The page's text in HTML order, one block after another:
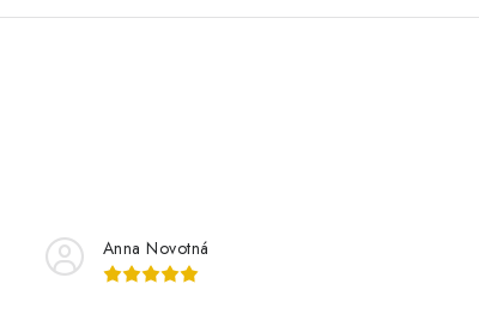
Anna Novotná